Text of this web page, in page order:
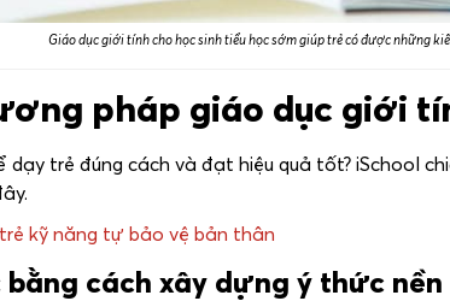
Giáo dục giới tính cho học sinh tiểu học sớm giúp trẻ có được những
pháp giáo dục giới
dạy trẻ đúng cách và đạt hiệu quả tốt? iSchool
kỹ năng tự bảo vệ bản thân
bằng cách xây dựng ý thức